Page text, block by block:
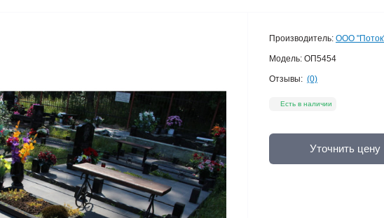
Производитель: ООО
Модель: ОП5454
Отзывы: (0)
Есть в наличии
Уточнить цену